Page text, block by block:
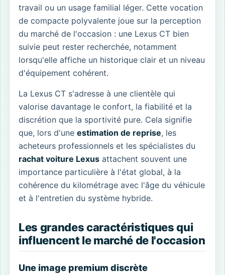
travail ou un usage familial léger. Cette vocation
de compacte polyvalente joue sur la perception
du marché de l'occasion : une Lexus CT bien
suivie peut rester recherchée, notamment
lorsqu'elle affiche un historique clair et un niveau
d'équipement cohérent.
La Lexus CT s'adresse à une clientèle qui
valorise davantage le confort, la fiabilité et la
discrétion que la sportivité pure. Cela signifie
que, lors d'une estimation de reprise, les
acheteurs professionnels et les spécialistes du
rachat voiture Lexus attachent souvent une
importance particulière à l'état global, à la
cohérence du kilométrage avec l'âge du véhicule
et à l'entretien du système hybride.
Les grandes caractéristiques qui
influencent le marché de l'occasion
Une image premium discrète